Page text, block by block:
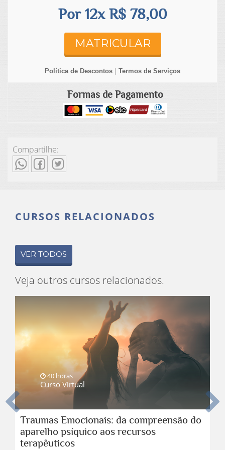
Por 12x R$ 78,00
MATRICULAR
Política de Descontos Termos de Serviços
Formas de Pagamento
Compartilhe:
CURSOS RELACIONADOS
VER TODOS
Veja outros cursos relacionados.
40 horas
Curso Virtual
Traumas Emocionais: da compreensão do
aparelho psíquico aos recursos
terapêuticos
Anterior